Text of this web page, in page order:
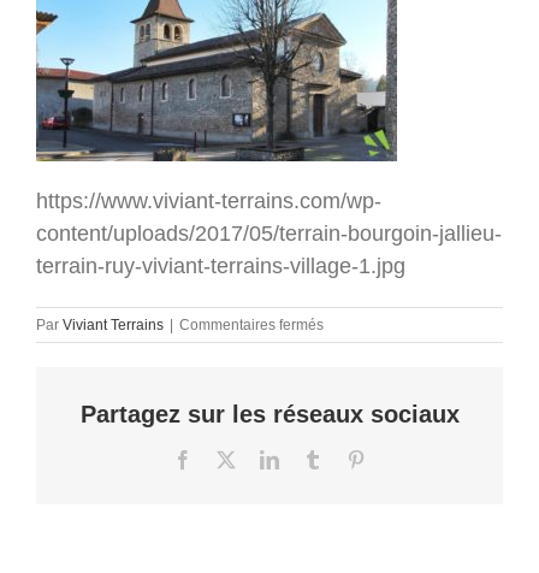
https://www.viviant-terrains.com/wp-
content/uploads/2017/05/terrain-bourgoin-jallieu-
terrain-ruy-viviant-terrains-village-1.jpg
Par Viviant Terrains Commentaires ferméssur
terrain
–
Partagez sur les réseaux sociaux
Facebook LinkedInTumblr